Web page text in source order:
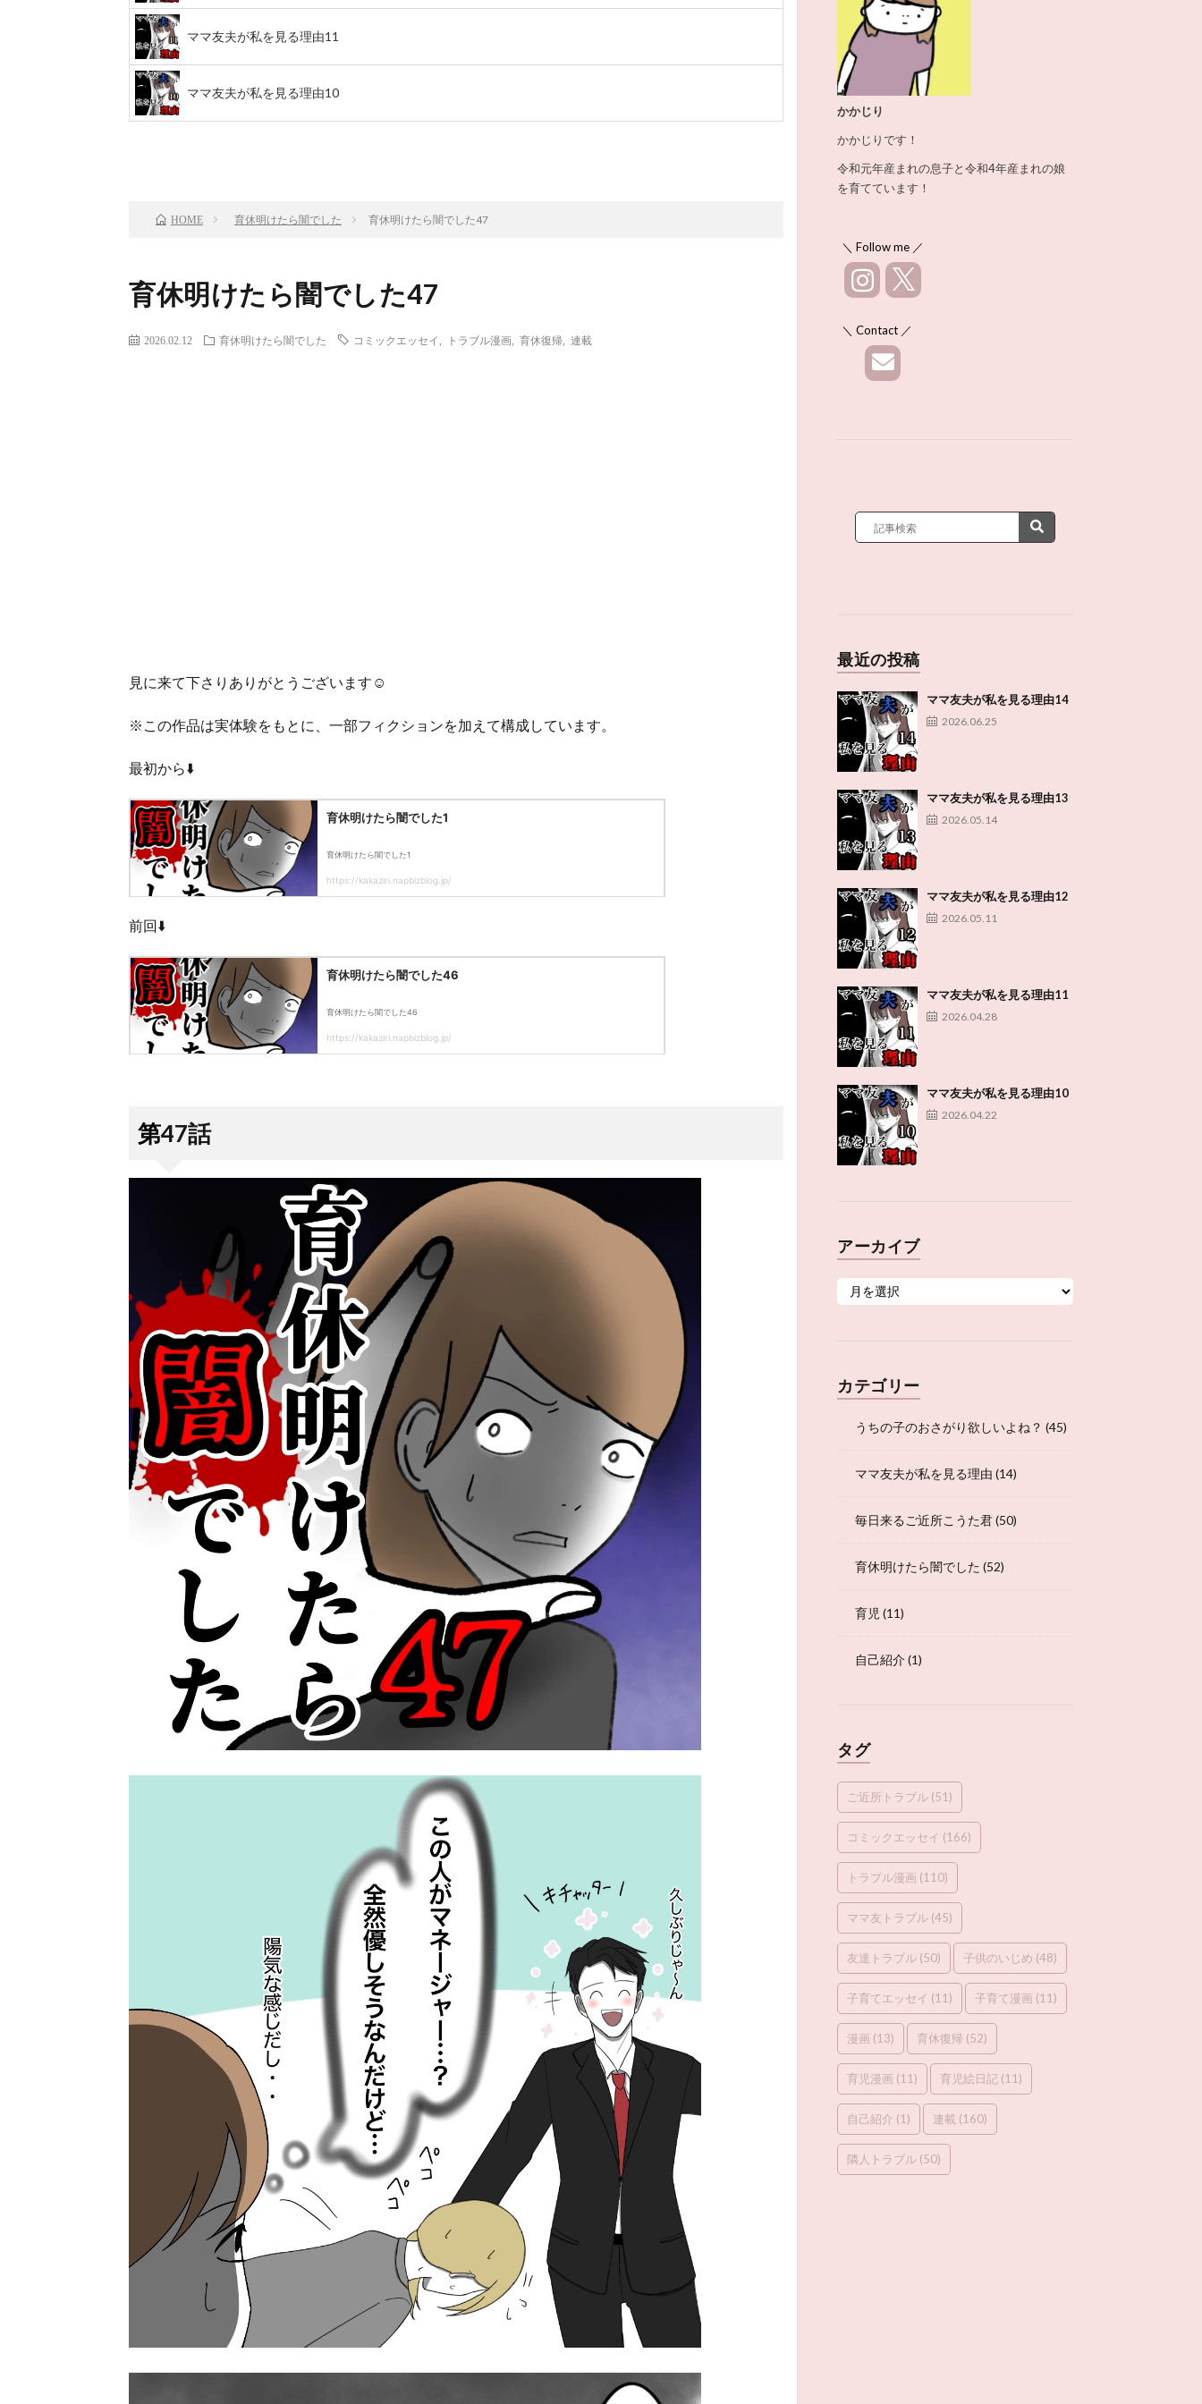
ママ友夫が私を見る理由11
ママ友夫が私を見る理由10
HOME 育休明けたら闇でした 育休明けたら闇でした47
育休明けたら闇でした47
2026.02.12 育休明けたら闇でした コミックエッセイ トラブル漫画 育休復帰 連載
見に来て下さりありがとうございます☺️
※この作品は実体験をもとに、一部フィクションを加えて構成しています。
最初から⬇️
前回⬇️
第47話
かかじり
かかじりです！
令和元年産まれの息子と令和4年産まれの娘
を育てています！
＼ Follow me ／
＼ Contact ／
最近の投稿
ママ友夫が私を見る理由14
2026.06.25
ママ友夫が私を見る理由13
2026.05.14
ママ友夫が私を見る理由12
2026.05.11
ママ友夫が私を見る理由11
2026.04.28
ママ友夫が私を見る理由10
2026.04.22
アーカイブ
カテゴリー
うちの子のおさがり欲しいよね？ (45)
ママ友夫が私を見る理由 (14)
毎日来るご近所こうた君(50)
育休明けたら闇でした (52)
育児 (11)
自己紹介(1)
タグ
ご近所トラブル (51)
コミックエッセイ (166)
トラブル漫画 (110)
ママ友トラブル (45)
友達トラブル (50) 子供のいじめ (48)
子育てエッセイ (11) 子育て漫画 (11)
漫画 (13) 育休復帰 (52)
育児漫画 (11) 育児絵日記 (11)
自己紹介 (1) 連載 (160)
隣人トラブル (50)